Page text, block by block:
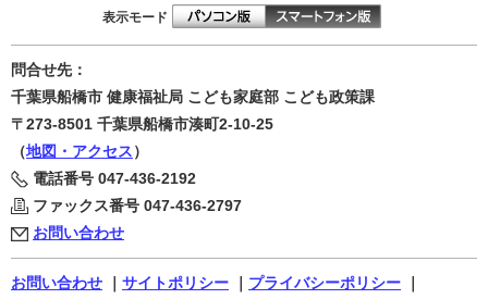
表示モード
問合せ先：
千葉県船橋市 健康福祉局 こども家庭部 こども政策課
〒273-8501 千葉県船橋市湊町2-10-25
（地図・アクセス）
電話番号 047-436-2192
ファックス番号 047-436-2797
お問い合わせ
お問い合わせ サイトポリシー プライバシーポリシー